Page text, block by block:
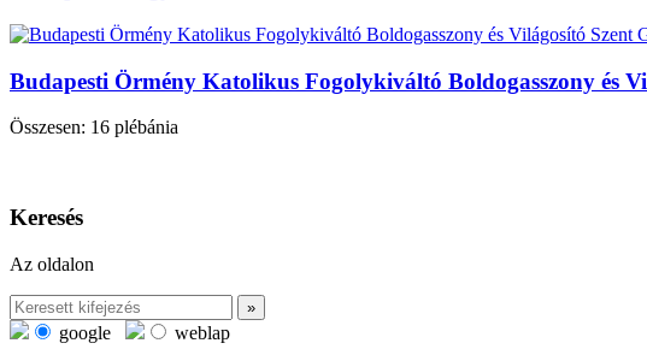
Budapesti Örmény Katolikus Fogolykiváltó Boldogasszony és
Összesen: 16 plébánia
Keresés
Az oldalon
google
weblap